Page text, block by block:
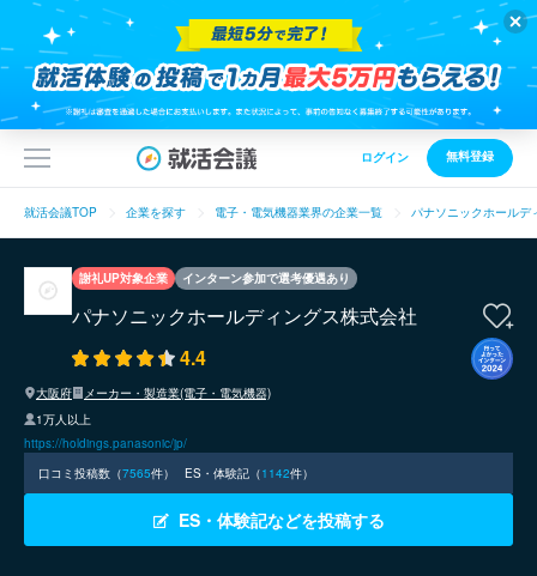
ログイン 無料登録
就活会議TOP 企業を探す 電子・電気機器業界の企業一覧 パナソニックホールデ
謝礼UP対象企業 インターン参加で選考優遇あり
パナソニックホールディングス株式会社
4.4
大阪府
メーカー・製造業(電子・電気機器)
1万人以上
https://holdings.panasonic/jp/
口コミ投稿数（7565件） ES・体験記（1142件）
ES・体験記などを投稿する